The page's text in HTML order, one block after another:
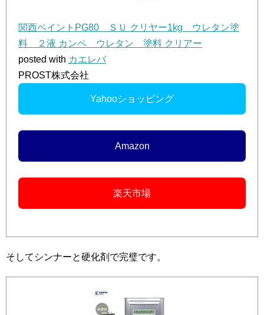
関西ペイントPG80 ＳＵ クリヤー1kg ウレタン塗
料 ２液 カンペ ウレタン 塗料 クリアー
posted with カエレバ
PROST株式会社
Yahooショッピング
Amazon
楽天市場
そしてシンナーと硬化剤で完璧です。